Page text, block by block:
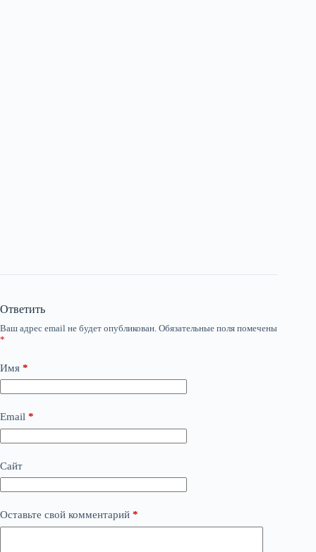
Ответить
Ваш адрес email не будет опубликован. Обязательные поля помечены
*
Имя *
Email *
Сайт
Оставьте свой комментарий *